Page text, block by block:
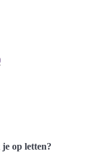
op letten?